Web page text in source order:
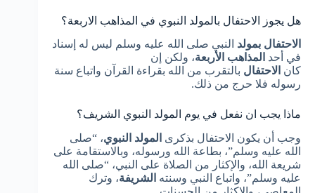
هل يجوز الاحتفال بالمولد النبوي في المذاهب الاربعة؟
الاحتفال بمولد النبي صلى الله عليه وسلم ليس له إسناد
في أحد المذاهب الأربعة، ولكن إن
كان الاحتفال بالتقرب من الله بقراءة القرآن واتباع سنة
رسوله فلا حرج من ذلك.
ماذا يجب ان نفعل في يوم المولد النبوي الشريف؟
وجب أن يكون الاحتفال بذكرى المولد النبوي، “صلى
الله عليه وسلم”، بطاعة الله ورسوله، وبالاستقامة على
شريعة الله، والإكثار من الصلاة على النبي، “صلى الله
عليه وسلم”، واتباع النبي وسنته الشريفة، وترك